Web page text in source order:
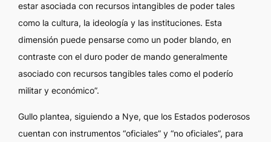
estar asociada con recursos intangibles de poder tales
como la cultura, la ideología y las instituciones. Esta
dimensión puede pensarse como un poder blando, en
contraste con el duro poder de mando generalmente
asociado con recursos tangibles tales como el poderío
militar y económico”.
Gullo plantea, siguiendo a Nye, que los Estados poderosos
cuentan con instrumentos “oficiales” y “no oficiales”, para